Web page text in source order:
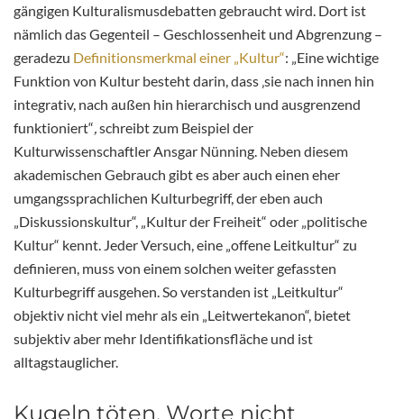
gängigen Kulturalismusdebatten gebraucht wird. Dort ist
nämlich das Gegenteil – Geschlossenheit und Abgrenzung –
geradezu Definitionsmerkmal einer „Kultur“: „Eine wichtige
Funktion von Kultur besteht darin, dass ‚sie nach innen hin
integrativ, nach außen hin hierarchisch und ausgrenzend
funktioniert“ schreibt zum Beispiel der
Kulturwissenschaftler Ansgar Nünning. Neben diesem
akademischen Gebrauch gibt es aber auch einen eher
umgangssprachlichen Kulturbegriff, der eben auch
„Diskussionskultur“, „Kultur der Freiheit“ oder „politische
Kultur“ kennt. Jeder Versuch, eine „offene Leitkultur“ zu
definieren, muss von einem solchen weiter gefassten
Kulturbegriff ausgehen. So verstanden ist „Leitkultur“
objektiv nicht viel mehr als ein „Leitwertekanon“, bietet
subjektiv aber mehr Identifikationsfläche und ist
alltagstauglicher.
Kugeln töten, Worte nicht